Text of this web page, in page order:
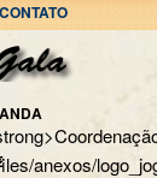
CONTATO
anexos/